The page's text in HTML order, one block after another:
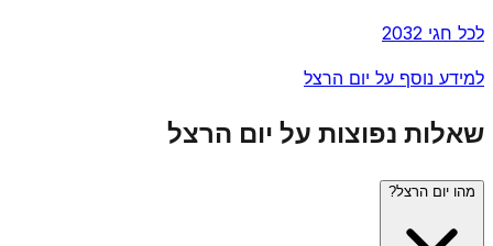
לכל חגי 2032
למידע נוסף על יום הרצל
שאלות נפוצות על יום הרצל
מהו יום הרצל?